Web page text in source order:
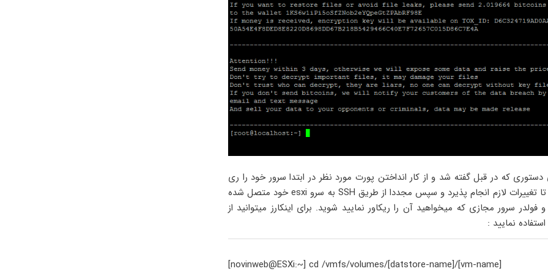
که در قبل گفته شد و از کار انداختن پورت مورد نظر در ابتدا سرور خود را ری
استارت کنید تا تغییرات لازم انجام پذیرد و سپس مجددا از طریق SSH به سرو esxi خود متصل شده
فولدر سرور مجازی که میخواهید آن را ریکاور نمایید شوید. برای اینکارز میتوانید از
نمایید :
[novinweb@ESXi:~]cd /vmfs/volumes/[datstore-name]/[vm-name]